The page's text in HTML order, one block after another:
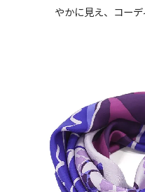
やかに見え、コーデ